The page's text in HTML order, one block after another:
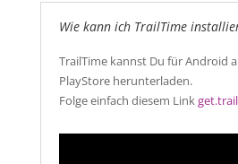
Wie kann ich TrailTime
TrailTime kannst Du für Android
PlayStore herunterladen.
Folge einfach diesem Link